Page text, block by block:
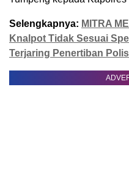
Selengkapnya: MITRA
Knalpot Tidak Sesuai
Terjaring Penertiban